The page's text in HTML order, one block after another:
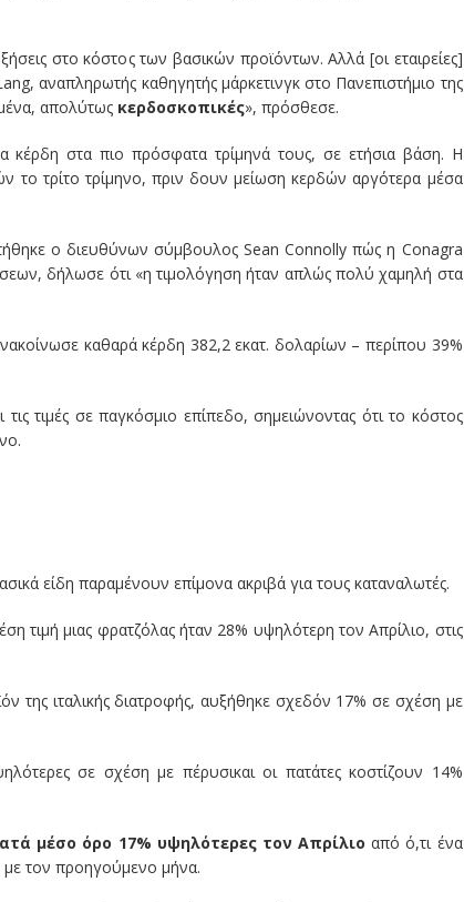
στο κόστος των βασικών προϊόντων. Αλλά [οι εταιρείες]
αναπληρωτής καθηγητής μάρκετινγκ στο Πανεπιστήμιο της
απολύτως κερδοσκοπικές», πρόσθεσε.
κέρδη στα πιο πρόσφατα τρίμηνά τους, σε ετήσια βάση. Η
το τρίτο τρίμηνο, πριν δουν μείωση κερδών αργότερα μέσα
ο διευθύνων σύμβουλος Sean Connolly πώς η Conagra
δήλωσε ότι «η τιμολόγηση ήταν απλώς πολύ χαμηλή στα
καθαρά κέρδη 382,2 εκατ. δολαρίων – περίπου 39%
τιμές σε παγκόσμιο επίπεδο, σημειώνοντας ότι το κόστος
είδη παραμένουν επίμονα ακριβά για τους καταναλωτές.
τιμή μιας φρατζόλας ήταν 28% υψηλότερη τον Απρίλιο, στις
της ιταλικής διατροφής, αυξήθηκε σχεδόν 17% σε σχέση με
σε σχέση με πέρυσικαι οι πατάτες κοστίζουν 14%
μέσο όρο 17% υψηλότερες τον Απρίλιοαπό ό,τι ένα
τον προηγούμενο μήνα.